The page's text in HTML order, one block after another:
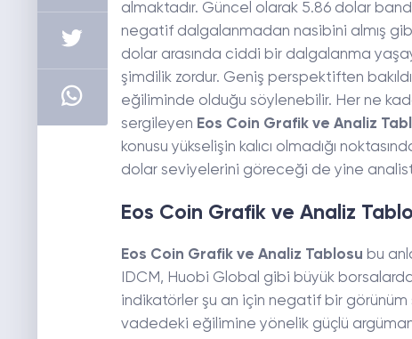
almaktadır. Güncel olarak 5.86 dolar
negatif dalgalanmadan nasibini almış
dolar arasında ciddi bir dalgalanma
şimdilik zordur. Geniş perspektiften
eğiliminde olduğu söylenebilir. Her ne
sergileyen Eos Coin Grafik ve Analiz
konusu yükselişin kalıcı olmadığı
dolar seviyelerini göreceği de yine
Eos Coin Grafik ve Analiz
Eos Coin Grafik ve Analiz Tablosu bu
IDCM, Huobi Global gibi büyük
indikatörler şu an için negatif bir görünüm
vadedeki eğilimine yönelik güçlü